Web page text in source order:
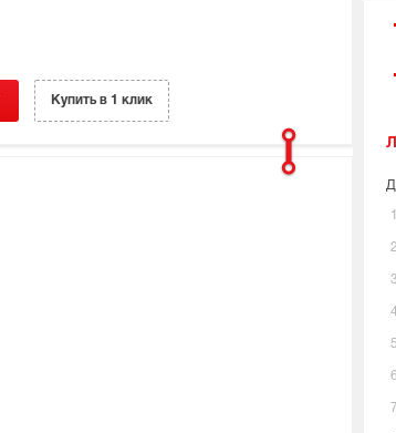
Купить в 1 клик